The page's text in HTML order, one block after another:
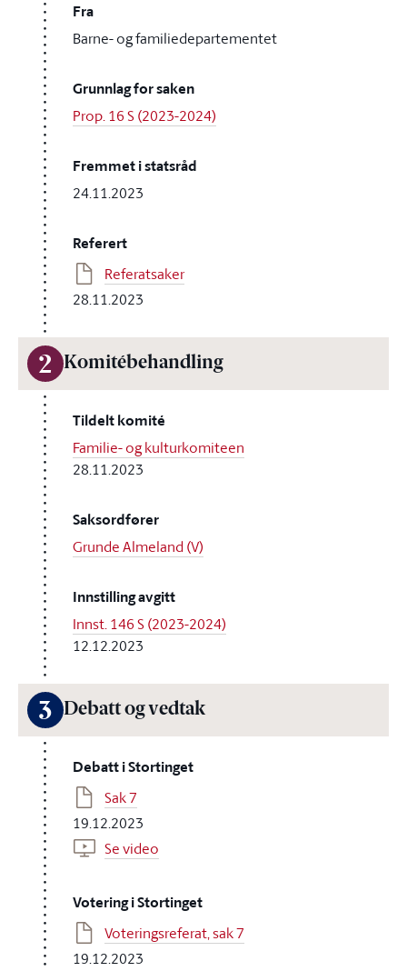
Fra
Barne- og familiedepartementet
Grunnlag for saken
Prop. 16 S (2023-2024)
Fremmet i statsråd
24.11.2023
Referert
Referatsaker
28.11.2023
2 Komitébehandling
Tildelt komité
Familie- og kulturkomiteen
28.11.2023
Saksordfører
Grunde Almeland (V)
Innstilling avgitt
Innst. 146 S (2023-2024)
12.12.2023
3 Debatt og vedtak
Debatt i Stortinget
Sak 7
19.12.2023
Se video
Votering i Stortinget
Voteringsreferat, sak 7
19.12.2023